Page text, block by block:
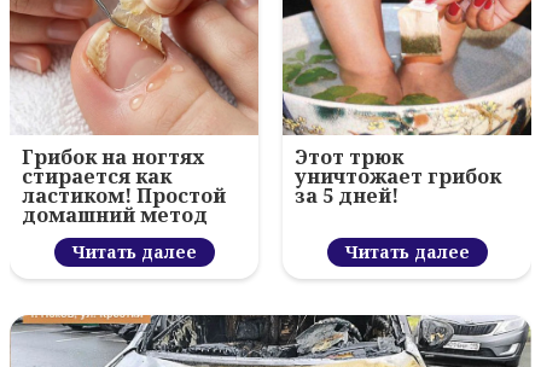
Грибок на ногтях
стирается как
ластиком! Простой
домашний метод
Читать далее
Этот трюк
уничтожает грибок
за 5 дней!
Читать далее